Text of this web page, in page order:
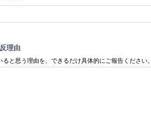
理由
ると思う理由を、できるだけ具体的にご報告ください。